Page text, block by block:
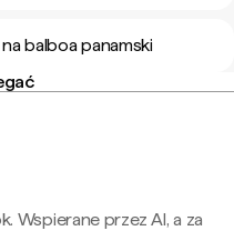
balboa panamski
Wspierane przez AI, a za